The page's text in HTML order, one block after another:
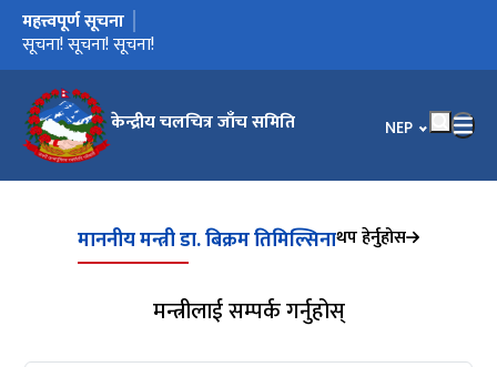
केन्द्रीय चलचित्र जाँच समिति भाषा चयन गर्नुहोस्
NEP
मुख्य नेभिगेसनमा जानुहोस्
महत्त्वपूर्ण सूचना
चलचित्र जाँच सम्बन्धी कार्यविधि-२०८२
सूचना! सूचना! सूचना!
माननीय मन्त्री डा. बिक्रम तिमिल्सिनाथप हेर्नुहोस
मन्त्रीलाई सम्पर्क गर्नुहोस्